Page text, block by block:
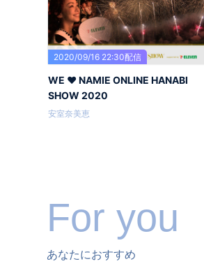
2020/09/16 22:30配信
WE ♥ NAMIE ONLINE HANABI
SHOW 2020
安室奈美恵
For you
あなたにおすすめ